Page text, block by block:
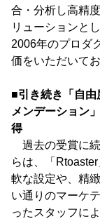
合・分析し高精
リューションと
2006年のプロダ
価をいただいてお
■引き続き「自由
メンデーション
得
過去の受賞に
らは、「
軟な設定や、精
い通りのマーケ
ったスタッフに